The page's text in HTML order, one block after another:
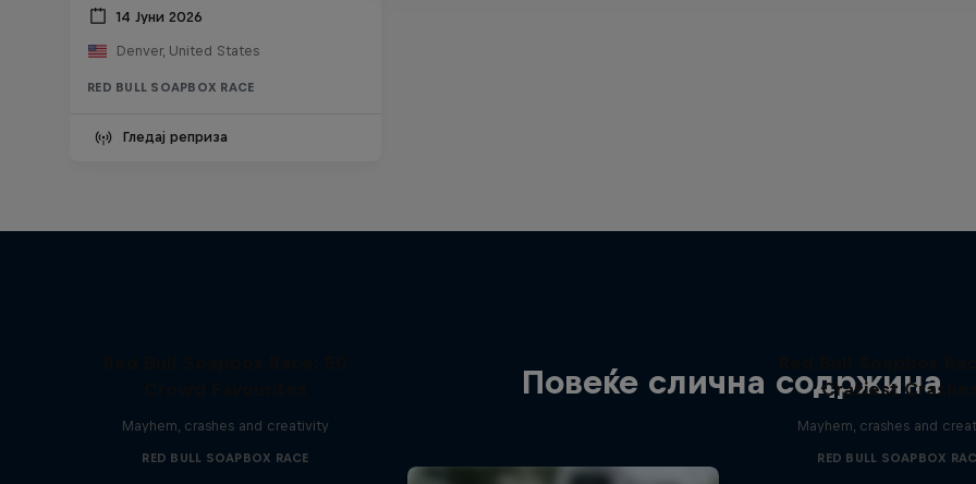
14 Јуни 2026
Denver, United States
RED BULL SOAPBOX RACE
Гледај реприза
Повеќе слична содржина
Mayhem, crashes and creativity
RED BULL SOAPBOX RACE
Craziest Crashes
Mayhem, crashes and
RED BULL SOAPBOX